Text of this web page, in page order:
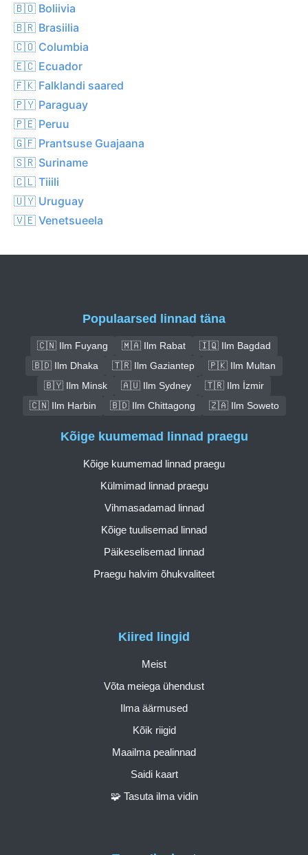
🇧🇴 Boliivia
🇧🇷 Brasiilia
🇨🇴 Columbia
🇪🇨 Ecuador
🇫🇰 Falklandi saared
🇵🇾 Paraguay
🇵🇪 Peruu
🇬🇫 Prantsuse Guajaana
🇸🇷 Suriname
🇨🇱 Tiiili
🇺🇾 Uruguay
🇻🇪 Venetsueela
Populaarsed linnad täna
🇨🇳 Ilm Fuyang 🇲🇦 Ilm Rabat
🇮🇶 Ilm Bagdad
🇧🇩 Ilm Dhaka
🇹🇷 Ilm Gaziantep
🇵🇰 Ilm Multan
🇧🇾 Ilm Minsk
🇦🇺 Ilm Sydney
🇹🇷 Ilm İzmir
🇨🇳 Ilm Harbin
🇧🇩 Ilm Chittagong 🇿🇦 Ilm Soweto
Kiired lingid
Meist
Võta meiega ühendust
Ilma äärmused
Kõik riigid
Maailma pealinnad
Saidi kaart
🧩 Tasuta ilma vidin
Kõige kuumemad linnad praegu
Kõige kuumemad linnad praegu
Külmimad linnad praegu
Vihmasadamad linnad
Kõige tuulisemad linnad
Päikeselisemad linnad
Praegu halvim õhukvaliteet